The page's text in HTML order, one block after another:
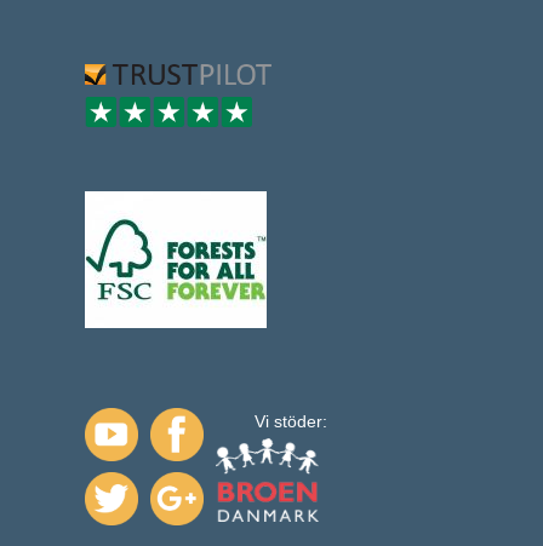
Vi stöder: